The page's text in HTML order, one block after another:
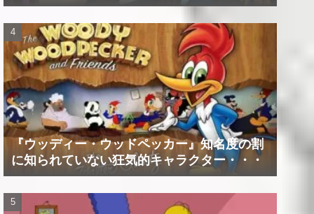
『ウッディー・ウッドペッカー』知名度の割
に知られていない狂気的キャラクター・・・